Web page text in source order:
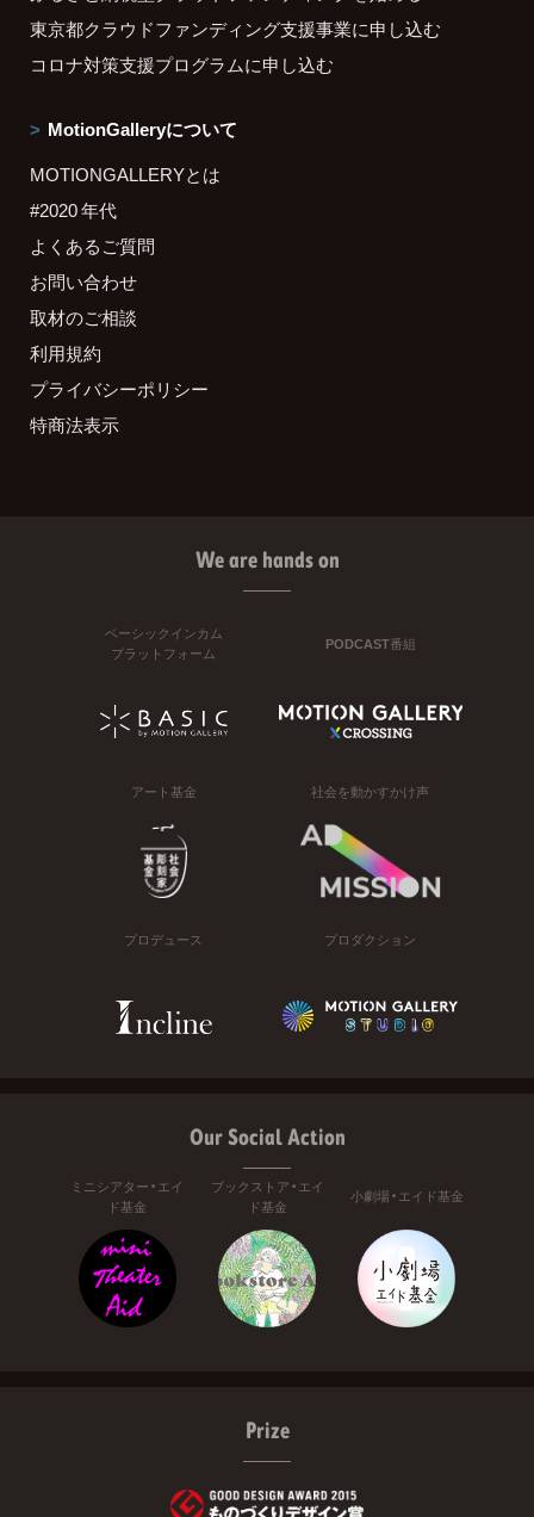
東京都クラウドファンディング支援事業に申し込む
コロナ対策支援プログラムに申し込む
MotionGalleryについて
MOTIONGALLERYとは
#2020 年代
よくあるご質問
お問い合わせ
取材のご相談
利用規約
プライバシーポリシー
特商法表示
We are hands on
ベーシックインカム
プラットフォーム
PODCAST番組
アート基金 社会を動かすかけ声
プロデュース プロダクション
Our Social Action
ミニシアター・エイ
ド基金
ブックストア・エイ
ド基金
小劇場・エイド基金
Prize